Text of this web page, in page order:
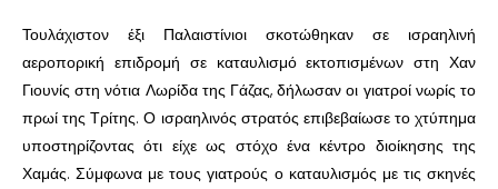
Τουλάχιστον έξι Παλαιστίνιοι σκοτώθηκαν σε ισραηλινή
αεροπορική επιδρομή σε καταυλισμό εκτοπισμένων στη Χαν
Γιουνίς στη νότια Λωρίδα της Γάζας, δήλωσαν οι γιατροί νωρίς το
πρωί της Τρίτης. Ο ισραηλινός στρατός επιβεβαίωσε το χτύπημα
υποστηρίζοντας ότι είχε ως στόχο ένα κέντρο διοίκησης της
Χαμάς. Σύμφωνα με τους γιατρούς ο καταυλισμός με τις σκηνές